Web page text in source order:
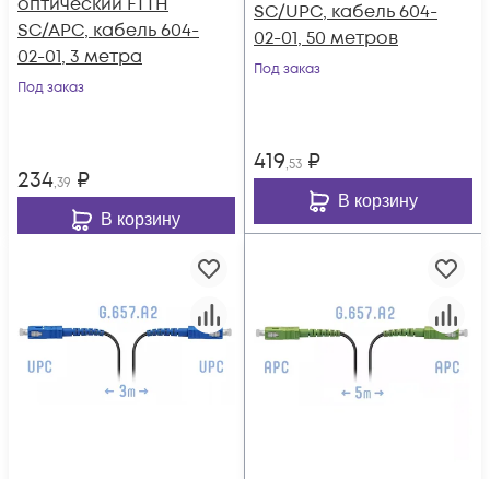
SC/APC, кабель 604-
02-01, 3 метра
Под заказ
234,39 ₽
В корзину
SC/UPC, кабель 604-
02-01, 50 метров
Под заказ
419,53 ₽
В корзину